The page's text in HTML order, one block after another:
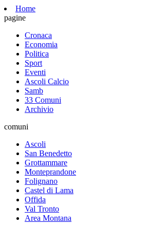
Home
pagine
Cronaca
Economia
Politica
Sport
Eventi
Ascoli Calcio
Samb
33 Comuni
Archivio
comuni
Ascoli
San Benedetto
Grottammare
Monteprandone
Folignano
Castel di Lama
Offida
Val Tronto
Area Montana